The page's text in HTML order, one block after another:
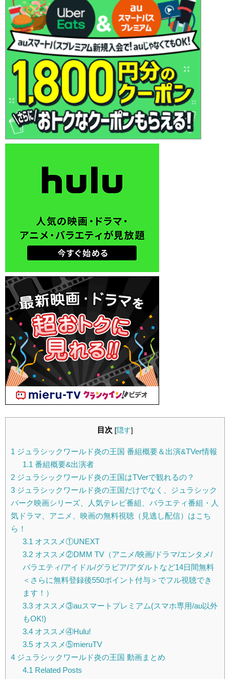
目次 [隠す]
1 ジュラシックワールド炎の王国 番組概要＆出演&TVer情報
1.1 番組概要&出演者
2 ジュラシックワールド炎の王国はTVerで観れるの？
3 ジュラシックワールド炎の王国だけでなく、ジュラシック
パーク映画シリーズ、人気テレビ番組、バラエティ番組・人
気ドラマ、アニメ、映画の無料視聴（見逃し配信）はこち
ら！
3.1 オススメ①UNEXT
3.2オススメ②DMM TV（アニメ/映画/ドラマ/エンタメ/
バラエティ/アイドル/グラビア/アダルトなど14日間無料
＜さらに無料登録後550ポイント付与＞でフル視聴でき
ます！）
3.3オススメ③auスマートプレミアム(スマホ専用/au以外
もOK!)
3.4オススメ④Hulu!
3.5オススメ⑤mieruTV
4 ジュラシックワールド炎の王国 動画まとめ
4.1 Related Posts